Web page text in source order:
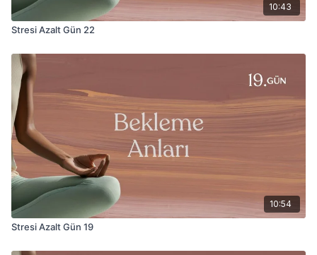
10:43
Stresi Azalt Gün 22
10:54
Stresi Azalt Gün 19